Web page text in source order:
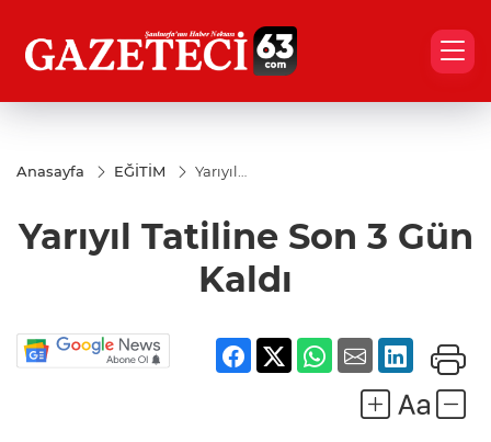
Anasayfa EĞİTİM
Yarıyıl
Gün
Kaldı
Yarıyıl Tatiline Son 3 Gün
Kaldı